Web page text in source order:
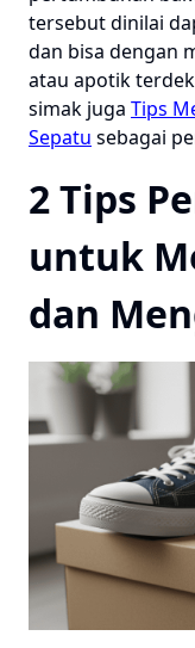
tersebut dinilai
dan bisa dengan
atau apotik
simak juga Tips
Sepatu sebagai
2 Tips
untuk
dan